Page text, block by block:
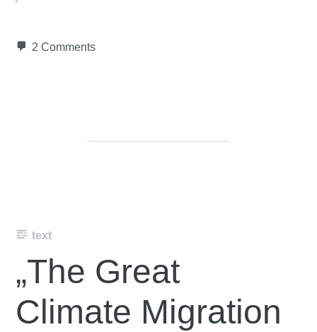
2 Comments
text
„The Great
Climate Migration